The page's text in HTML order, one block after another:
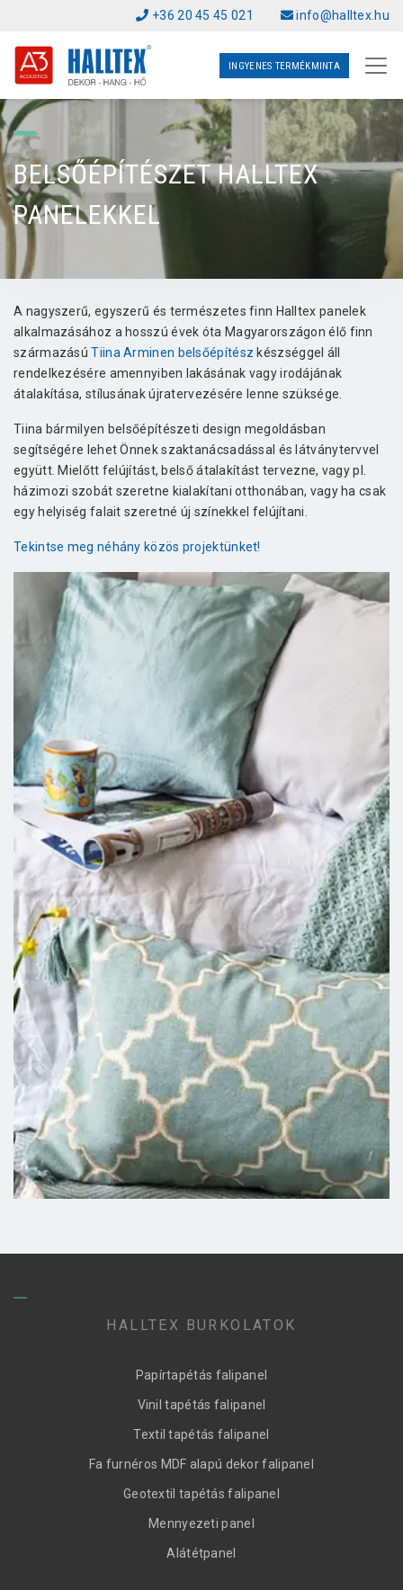
+36 20 45 45 021 info@halltex.hu
INGYENES TERMÉKMINTA
BELSŐÉPÍTÉSZET HALLTEX
PANELEKKEL
A nagyszerű, egyszerű és természetes finn Halltex panelek
alkalmazásához a hosszú évek óta Magyarországon élő finn
származásúTiina Arminen belsőépítész készséggel áll
rendelkezésére amennyiben lakásának vagy irodájának
átalakítása, stílusának újratervezésére lenne szüksége.
Tiina bármilyen belsőépítészeti design megoldásban
segítségére lehet Önnek szaktanácsadással és látványtervvel
együtt. Mielőtt felújítást, belső átalakítást tervezne, vagy pl.
házimozi szobát szeretne kialakítani otthonában, vagy ha csak
egy helyiség falait szeretné új színekkel felújítani.
Tekintse meg néhány közös projektünket!
HALLTEX BURKOLATOK
Papírtapétás falipanel
Vinil tapétás falipanel
Textil tapétás falipanel
Fa furnéros MDF alapú dekor falipanel
Geotextil tapétás falipanel
Mennyezeti panel
Alátétpanel